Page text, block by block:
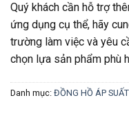
Quý khách cần hỗ trợ
ứng dụng cụ thể, hãy
trường làm việc và yêu
chọn lựa sản phẩm phù
Danh mục: ĐỒNG HỒ ÁP